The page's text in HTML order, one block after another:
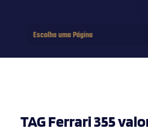
Escolha uma Página
TAG Ferrari 355